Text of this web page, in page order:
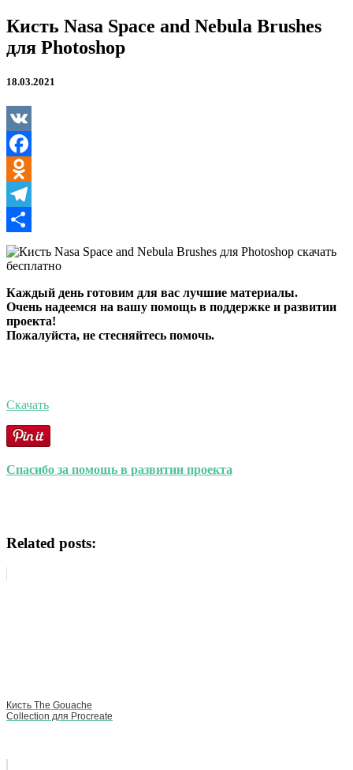
Кисть
Nasa
Space
Nebula
для
Photoshop
Кисть Nasa Space and Nebula Brushes
для Photoshop
18.03.2021
VK
Facebook
Odnoklassniki
Telegram
Отправить
Каждый день готовим для вас лучшие материалы.
Очень надеемся на вашу помощь в поддержке и развитии
проекта!
Пожалуйста, не стесняйтесь помочь.
Скачать
Спасибо за помощь в развитии проекта
Related posts:
Кисть The Gouache
Collection для Procreate